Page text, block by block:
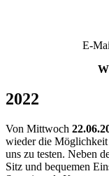
E-
2022
Von Mittwoch
wieder die
uns zu testen. Neben
Sitz und bequemen